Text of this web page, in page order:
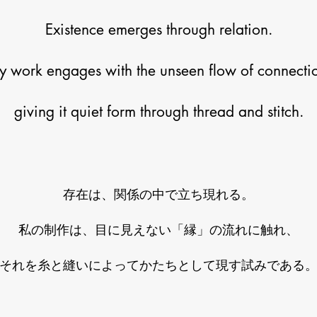
Existence emerges through relation.
work engages with the unseen flow of
giving it quiet form through thread and stitch.
存在は、関係の中で立ち現れる。
私の制作は、目に見えない「縁」の流れに触れ、
それを糸と縫いによってかたちとして現す試みである。